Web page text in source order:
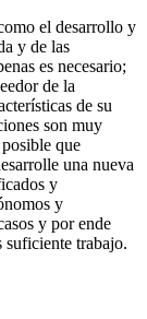
el desarrollo y
y de las
es necesario;
de la
de su
son muy
que
una nueva
y
y
y por ende
trabajo.